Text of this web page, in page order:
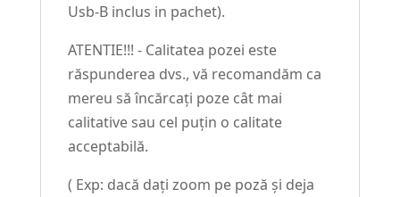
Usb-B inclus in pachet).
ATENTIE!!! - Calitatea pozei este
răspunderea dvs., vă recomandăm ca
mereu să încărcați poze cât mai
calitative sau cel puțin o calitate
acceptabilă.
( Exp: dacă dați zoom pe poză și deja